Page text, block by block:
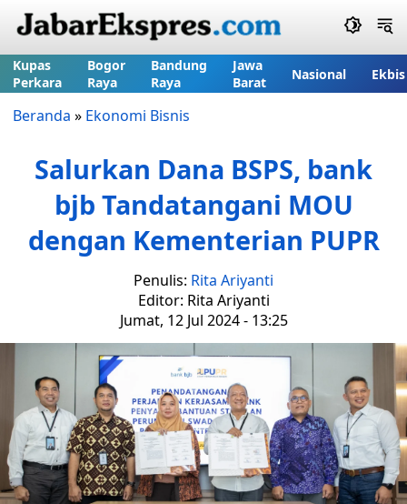
Kupas
Perkara
Bogor
Raya
Bandung
Raya
Jawa
Barat
Nasional Ekbis
Beranda » Ekonomi Bisnis
Salurkan Dana BSPS, bank
bjb Tandatangani MOU
dengan Kementerian PUPR
Penulis: Rita Ariyanti
Editor: Rita Ariyanti
Jumat, 12 Jul 2024 - 13:25